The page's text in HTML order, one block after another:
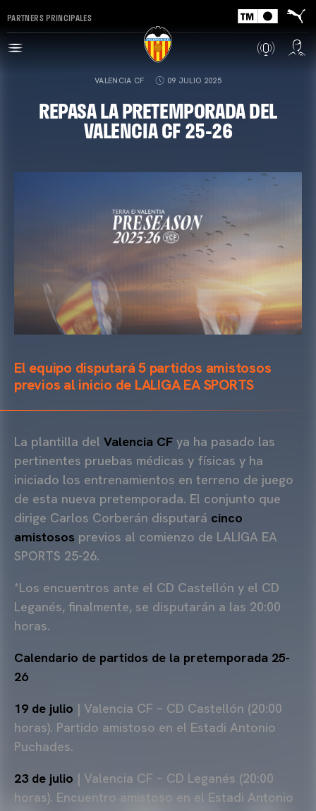
PARTNERS PRINCIPALES
VALENCIA CF 09 JULIO 2025
REPASA LA PRETEMPORADA DEL
VALENCIA CF 25-26
El equipo disputará 5 partidos amistosos
previos al inicio de LALIGA EA SPORTS
La plantilla del Valencia CF ya ha pasado las
pertinentes pruebas médicas y físicas y ha
iniciado los entrenamientos en terreno de juego
de esta nueva pretemporada. El conjunto que
dirige Carlos Corberán disputará cinco
amistosos previos al comienzo de LALIGA EA
SPORTS 25-26.
*Los encuentros ante el CD Castellón y el CD
Leganés, finalmente, se disputarán a las 20:00
horas.
Calendario de partidos de la pretemporada 25-
26
19 de julio | Valencia CF – CD Castellón (20:00
horas). Partido amistoso en el Estadi Antonio
Puchades.
23 de julio | Valencia CF – CD Leganés (20:00
horas). Encuentro amistoso en el Estadi Antonio